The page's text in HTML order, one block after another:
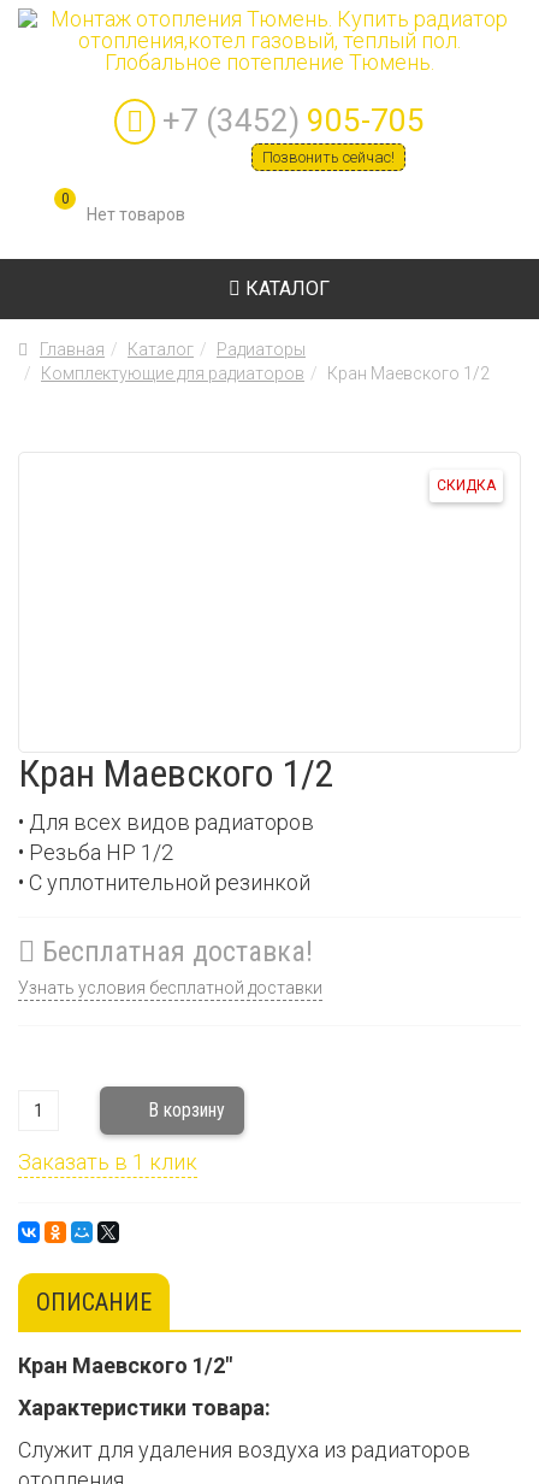
+7 (3452) 905-705
Позвонить сейчас!
0
КАТАЛОГ
Главная Каталог
Радиаторы
Комплектующие для радиаторов
Кран Маевского 1/2
СКИДКА
Кран Маевского 1/2
• Для всех видов радиаторов
• Резьба НР 1/2
• С уплотнительной резинкой
Бесплатная доставка!
Узнать условия бесплатной доставки
Заказать в 1 клик
ОПИСАНИЕ
Кран Маевского 1/2"
Характеристики товара:
Служит для удаления воздуха из радиаторов